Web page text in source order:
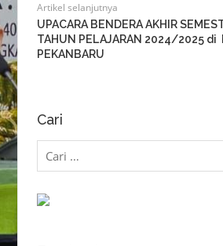
Artikel selanjutnya
UPACARA BENDERA AKHIR
TAHUN PELAJARAN 2024/2025 di
PEKANBARU
Cari
Cari
untuk: